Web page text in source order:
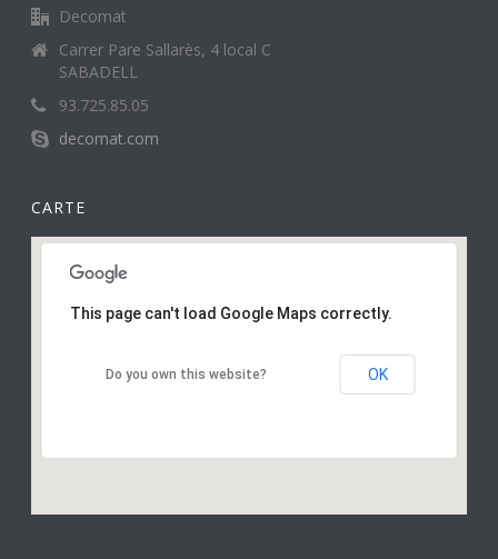
Decomat
Carrer Pare Sallarès, 4 local C
SABADELL
93.725.85.05
decomat.com
CARTE
This page can't load Google Maps correctly.
Do you own this website? OK